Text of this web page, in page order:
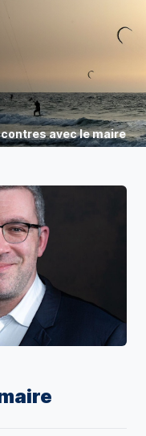
avec le maire